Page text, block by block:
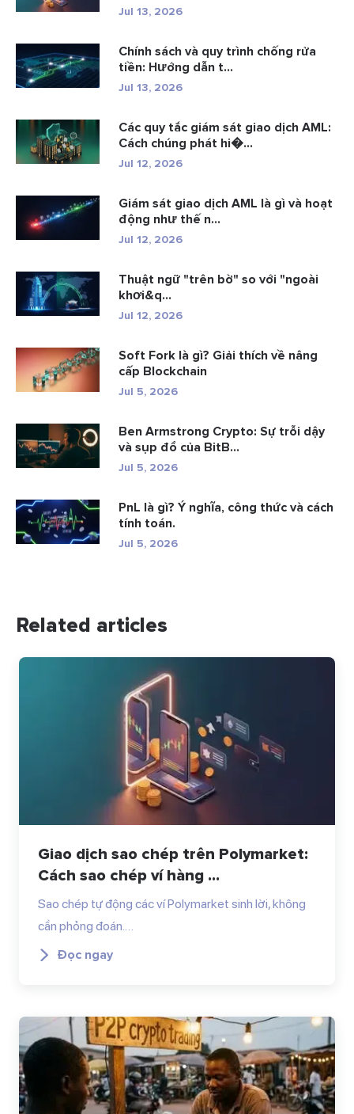
Jul 13, 2026
Chính sách và quy trình chống rửa
tiền: Hướng dẫn t...
Jul 13, 2026
Các quy tắc giám sát giao dịch AML:
Cách chúng phát hi�...
Jul 12, 2026
Giám sát giao dịch AML là gì và hoạt
động như thế n...
Jul 12, 2026
Thuật ngữ "trên bờ" so với "ngoài
khơi&q...
Jul 12, 2026
Soft Fork là gì? Giải thích về nâng
cấp Blockchain
Jul 5, 2026
Ben Armstrong Crypto: Sự trỗi dậy
và sụp đổ của BitB...
Jul 5, 2026
PnL là gì? Ý nghĩa, công thức và cách
tính toán.
Jul 5, 2026
Related articles
Giao dịch sao chép trên Polymarket:
Cách sao chép ví hàng ...
Sao chép tự động các ví Polymarket sinh lời, không
cần phỏng đoán.…
Đọc ngay